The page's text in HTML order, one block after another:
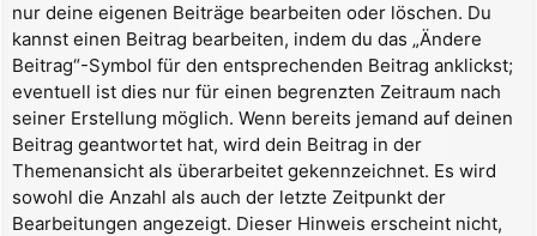
nur deine eigenen Beiträge bearbeiten oder löschen. Du
kannst einen Beitrag bearbeiten, indem du das „Ändere
Beitrag“-Symbol für den entsprechenden Beitrag anklickst;
eventuell ist dies nur für einen begrenzten Zeitraum nach
seiner Erstellung möglich. Wenn bereits jemand auf deinen
Beitrag geantwortet hat, wird dein Beitrag in der
Themenansicht als überarbeitet gekennzeichnet. Es wird
sowohl die Anzahl als auch der letzte Zeitpunkt der
Bearbeitungen angezeigt. Dieser Hinweis erscheint nicht,